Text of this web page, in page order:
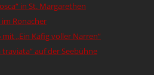
in St. Margarethen
im Ronacher
„Ein Käfig voller Narren“
traviata“ auf der Seebühne